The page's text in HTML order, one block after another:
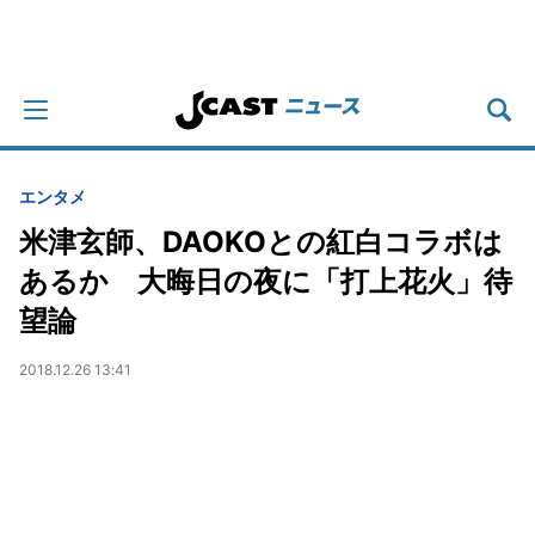
エンタメ
米津玄師、DAOKOとの紅白コラボは
あるか 大晦日の夜に「打上花火」待
望論
2018.12.26 13:41